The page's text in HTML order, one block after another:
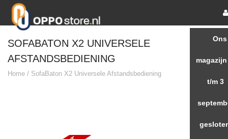
SOFABATON X2 UNIVERSELE
AFSTANDSBEDIENING
Home / SofaBaton X2 Universele Afstandsbediening
Ons
t/m 3